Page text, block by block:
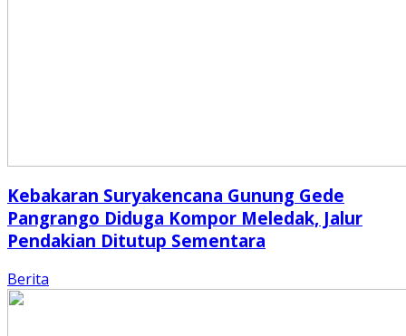
Kebakaran Suryakencana Gunung Gede
Pangrango Diduga Kompor Meledak, Jalur
Pendakian Ditutup Sementara
Berita